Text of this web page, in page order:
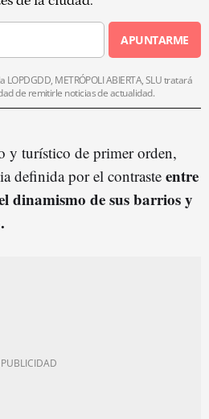
APUNTARME
METRÓPOLI ABIERTA, SLU tratará
de remitirle noticias de actualidad.
y turístico de primer orden,
definida por el contraste entre
dinamismo de sus barrios y